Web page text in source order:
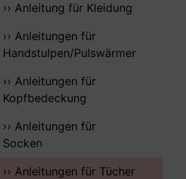
›› Anleitung für Kleidung
›› Anleitungen für
Handstulpen/Pulswärmer
›› Anleitungen für
Kopfbedeckung
›› Anleitungen für
Socken
›› Anleitungen für Tücher